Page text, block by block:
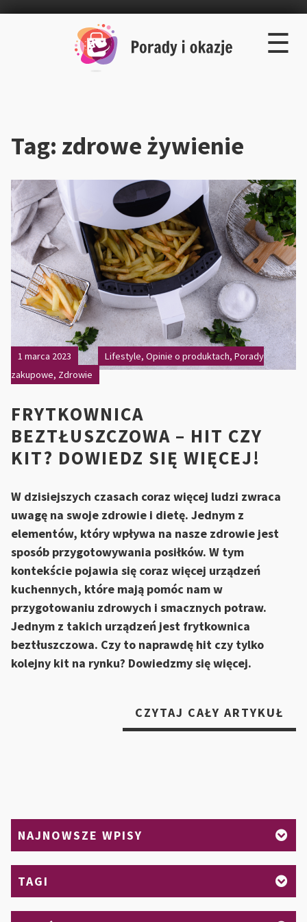
☰
×
Tag: zdrowe żywienie
1 marca 2023 Lifestyle, Opinie o produktach, Porady
zakupowe, Zdrowie
FRYTKOWNICA
BEZTŁUSZCZOWA – HIT CZY
KIT? DOWIEDZ SIĘ WIĘCEJ!
W dzisiejszych czasach coraz więcej ludzi zwraca
uwagę na swoje zdrowie i dietę. Jednym z
elementów, który wpływa na nasze zdrowie jest
sposób przygotowywania posiłków. W tym
kontekście pojawia się coraz więcej urządzeń
kuchennych, które mają pomóc nam w
przygotowaniu zdrowych i smacznych potraw.
Jednym z takich urządzeń jest frytkownica
beztłuszczowa. Czy to naprawdę hit czy tylko
kolejny kit na rynku? Dowiedzmy się więcej.
CZYTAJ CAŁY ARTYKUŁ
SIĘ
NAJNOWSZE WPISY
TAGI